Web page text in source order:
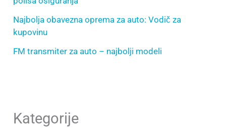
Najbolja obavezna oprema za auto: Vodič za
kupovinu
FM transmiter za auto – najbolji modeli
Kategorije